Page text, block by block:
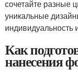
сочетайте разные
уникальные
индивидуальность
Как
нанесения